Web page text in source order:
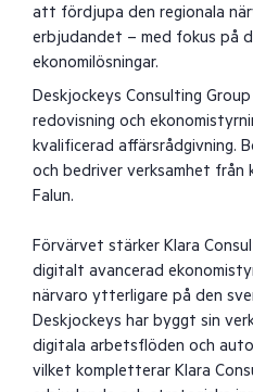
att fördjupa den regionala
erbjudandet – med fokus på
ekonomilösningar.
Deskjockeys Consulting
redovisning och
kvalificerad affärsrådgivning.
och bedriver verksamhet från
Falun.
Förvärvet stärker Klara
digitalt avancerad
närvaro ytterligare på den
Deskjockeys har byggt sin
digitala arbetsflöden och
vilket kompletterar Klara